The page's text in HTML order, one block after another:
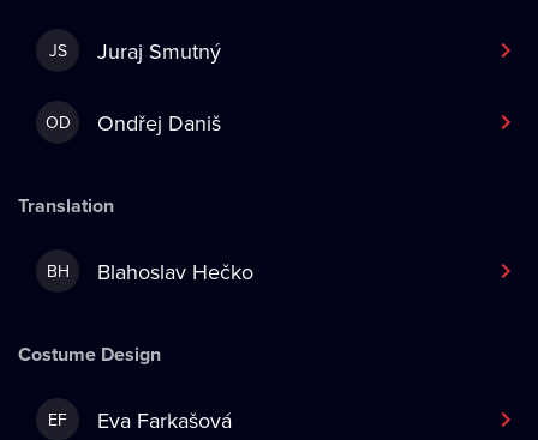
JS Juraj Smutný
OD Ondřej Daniš
Translation
BH Blahoslav Hečko
Costume Design
EF Eva Farkašová